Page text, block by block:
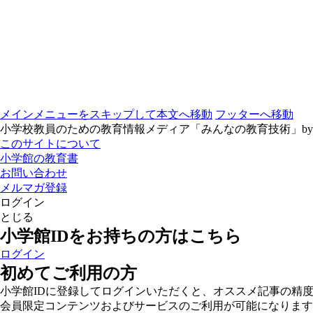
メインメニューをスキップして本文へ移動 フッターへ移動
小学校教員のための教育情報メディア「みんなの教育技術」
このサイトについて
小学館の教育書
お問い合わせ
メルマガ登録
ログイン
とじる
小学館IDをお持ちの方はこちら
ログイン
初めてご利用の方
小学館IDに登録してログインいただくと、オススメ記事の精
会員限定コンテンツおよびサービスのご利用が可能になりま